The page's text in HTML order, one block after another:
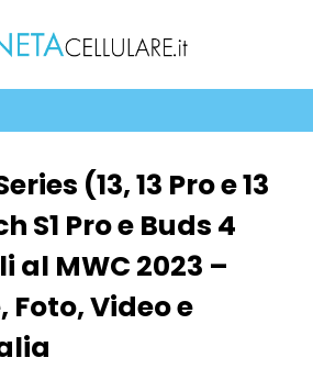
(13, 13 Pro e 13
S1 Pro e Buds 4
al MWC 2023 –
Foto, Video e